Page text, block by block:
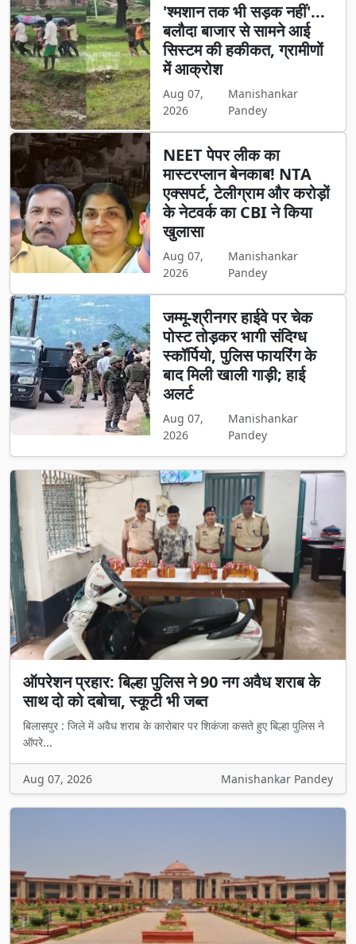
'श्मशान तक भी सड़क नहीं'...
बलौदा बाजार से सामने आई
सिस्टम की हकीकत, ग्रामीणों
में आक्रोश
Aug 07,
2026
Manishankar
Pandey
NEET पेपर लीक का
मास्टरप्लान बेनकाब! NTA
एक्सपर्ट, टेलीग्राम और करोड़ों
के नेटवर्क का CBI ने किया
खुलासा
Aug 07,
2026
Manishankar
Pandey
जम्मू-श्रीनगर हाईवे पर चेक
पोस्ट तोड़कर भागी संदिग्ध
स्कॉर्पियो, पुलिस फायरिंग के
बाद मिली खाली गाड़ी; हाई
अलर्ट
Aug 07,
2026
Manishankar
Pandey
ऑपरेशन प्रहार: बिल्हा पुलिस ने 90 नग अवैध शराब के
साथ दो को दबोचा, स्कूटी भी जब्त
बिलासपुर : जिले में अवैध शराब के कारोबार पर शिकंजा कसते हुए बिल्हा पुलिस ने
ऑपरे...
Aug 07, 2026 Manishankar Pandey